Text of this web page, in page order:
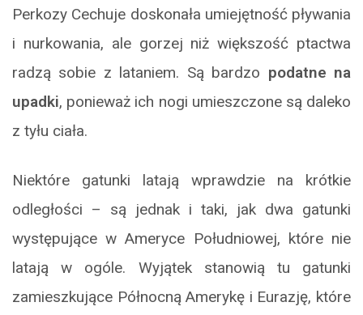
Perkozy Cechuje doskonała umiejętność pływania
i nurkowania, ale gorzej niż większość ptactwa
radzą sobie z lataniem. Są bardzo podatne na
upadki, ponieważ ich nogi umieszczone są daleko
z tyłu ciała.
Niektóre gatunki latają wprawdzie na krótkie
odległości – są jednak i taki, jak dwa gatunki
występujące w Ameryce Południowej, które nie
latają w ogóle. Wyjątek stanowią tu gatunki
zamieszkujące Północną Amerykę i Eurazję, które